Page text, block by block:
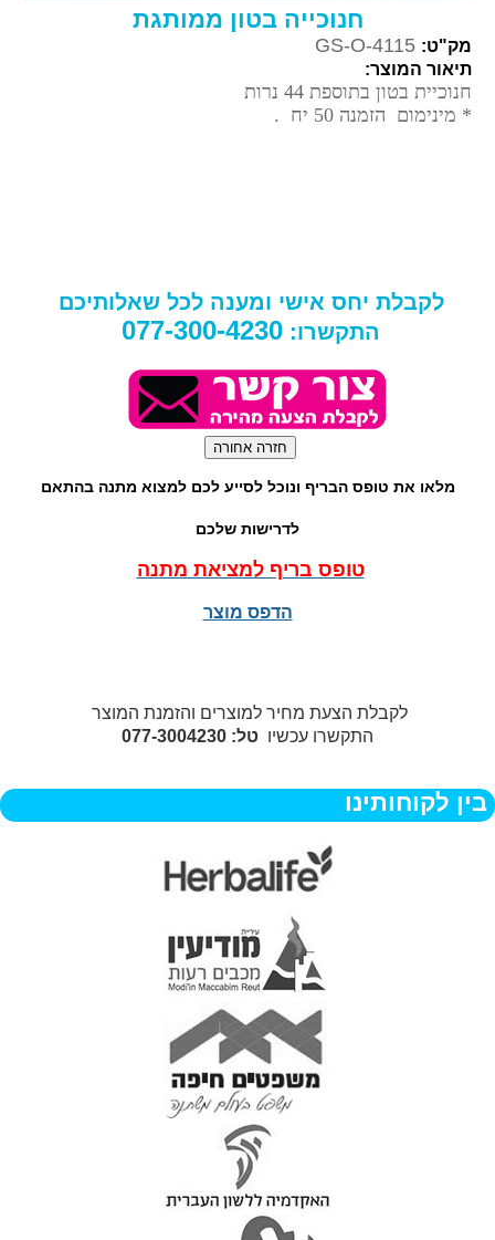
חנוכייה בטון ממותגת
מק"ט: GS-O-4115
תיאור המוצר:
חנוכיית בטון בתוספת 44 נרות
* מינימום הזמנה 50 יח .
לקבלת יחס אישי ומענה לכל שאלותיכם
התקשרו: 077-300-4230
מלאו את טופס הבריף ונוכל לסייע לכם למצוא מתנה בהתאם
לדרישות שלכם
טופס בריף למציאת מתנה
הדפס מוצר
לקבלת הצעת מחיר למוצרים והזמנת המוצר
התקשרו עכשיו טל: 077-3004230
בין לקוחותינו